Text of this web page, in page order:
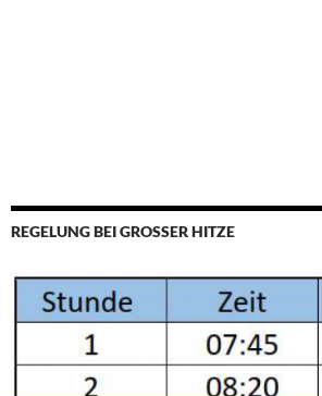
REGELUNG BEI GROSSER HITZE